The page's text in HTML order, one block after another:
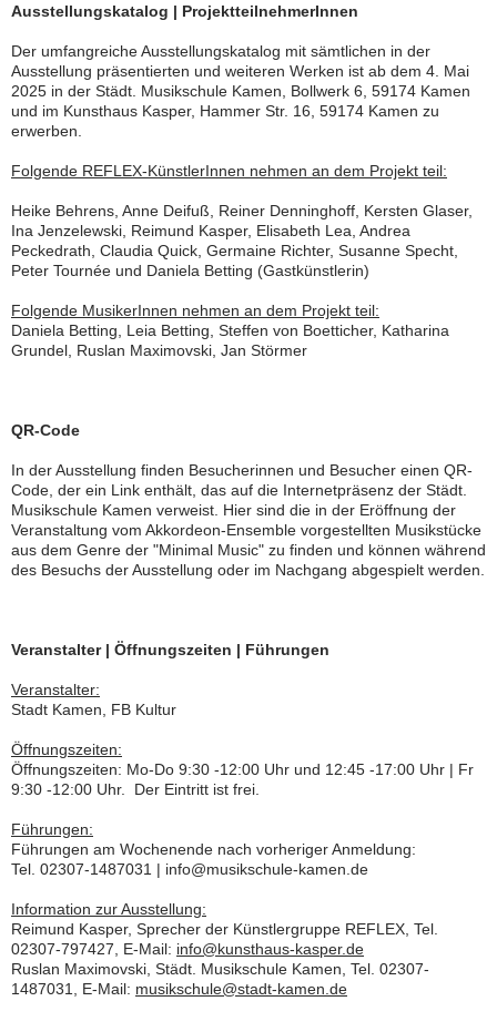
Ausstellungskatalog | ProjektteilnehmerInnen
Der umfangreiche Ausstellungskatalog mit sämtlichen in der
Ausstellung präsentierten und weiteren Werken ist ab dem 4. Mai
2025 in der Städt. Musikschule Kamen, Bollwerk 6, 59174 Kamen
und im Kunsthaus Kasper, Hammer Str. 16, 59174 Kamen zu
erwerben.
Folgende REFLEX-KünstlerInnen nehmen an dem Projekt teil:
Heike Behrens, Anne Deifuß, Reiner Denninghoff, Kersten Glaser,
Ina Jenzelewski, Reimund Kasper, Elisabeth Lea, Andrea
Peckedrath, Claudia Quick, Germaine Richter, Susanne Specht,
Peter Tournée und Daniela Betting (Gastkünstlerin)
Folgende MusikerInnen nehmen an dem Projekt teil:
Daniela Betting, Leia Betting, Steffen von Boetticher, Katharina
Grundel, Ruslan Maximovski, Jan Störmer
QR-Code
In der Ausstellung finden Besucherinnen und Besucher einen QR-
Code, der ein Link enthält, das auf die Internetpräsenz der Städt.
Musikschule Kamen verweist. Hier sind die in der Eröffnung der
Veranstaltung vom Akkordeon-Ensemble vorgestellten Musikstücke
aus dem Genre der "Minimal Music" zu finden und können während
des Besuchs der Ausstellung oder im Nachgang abgespielt werden.
Veranstalter | Öffnungszeiten | Führungen
Veranstalter:
Stadt Kamen, FB Kultur
Öffnungszeiten:
Öffnungszeiten: Mo-Do 9:30 -12:00 Uhr und 12:45 -17:00 Uhr | Fr
9:30 -12:00 Uhr. Der Eintritt ist frei.
Führungen:
Führungen am Wochenende nach vorheriger Anmeldung:
Tel. 02307-1487031 | info@musikschule-kamen.de
Information zur Ausstellung:
Reimund Kasper, Sprecher der Künstlergruppe REFLEX, Tel.
02307-797427, E-Mail: info@kunsthaus-kasper.de
Ruslan Maximovski, Städt. Musikschule Kamen, Tel. 02307-
1487031, E-Mail: musikschule@stadt-kamen.de